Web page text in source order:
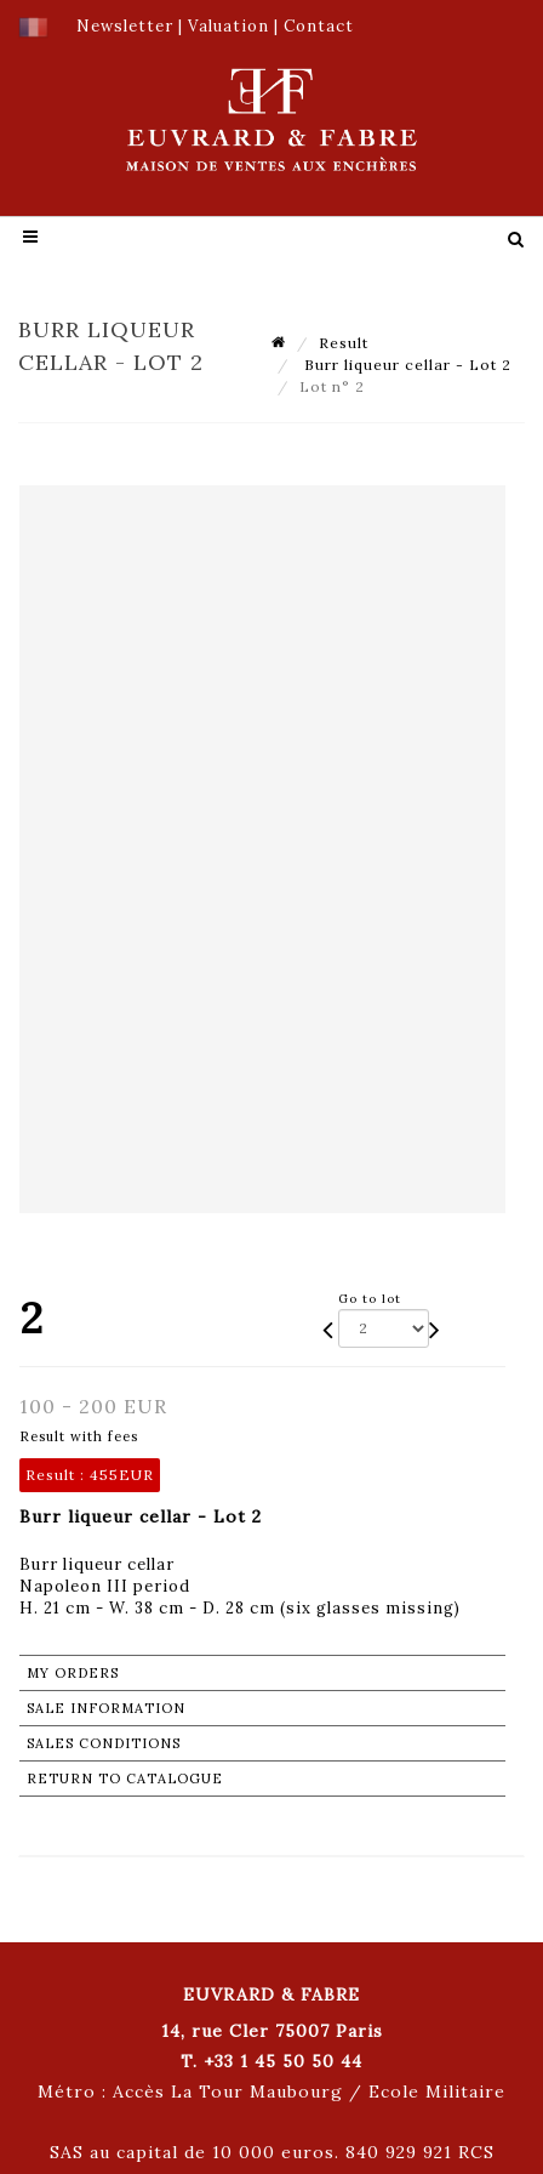
Newsletter | Valuation | Contact
BURR LIQUEUR
CELLAR - LOT 2
Result
Burr liqueur cellar - Lot 2
Lot n° 2
2 Go to lot
100 - 200 EUR
Result with fees
Result : 455EUR
Burr liqueur cellar - Lot 2
Burr liqueur cellar
Napoleon III period
H. 21 cm - W. 38 cm - D. 28 cm (six glasses missing)
MY ORDERS
SALE INFORMATION
SALES CONDITIONS
RETURN TO CATALOGUE
EUVRARD & FABRE
14, rue Cler 75007 Paris
T. +33 1 45 50 50 44
Métro : Accès La Tour Maubourg / Ecole Militaire
SAS au capital de 10 000 euros. 840 929 921 RCS